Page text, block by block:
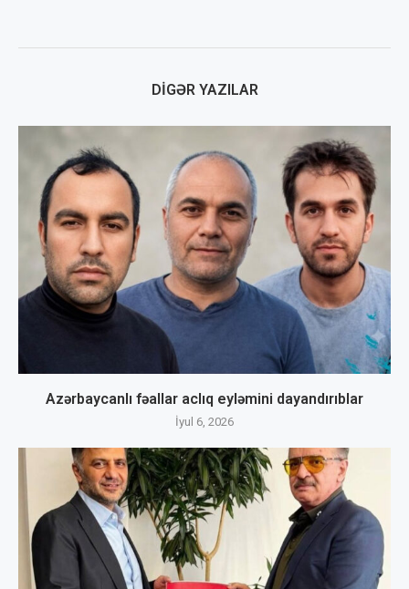
DIGƏR YAZILAR
Azərbaycanlı fəallar aclıq eyləmini dayandırıblar
İyul 6, 2026